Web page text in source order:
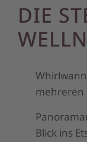
DIE
mehreren
Blick ins